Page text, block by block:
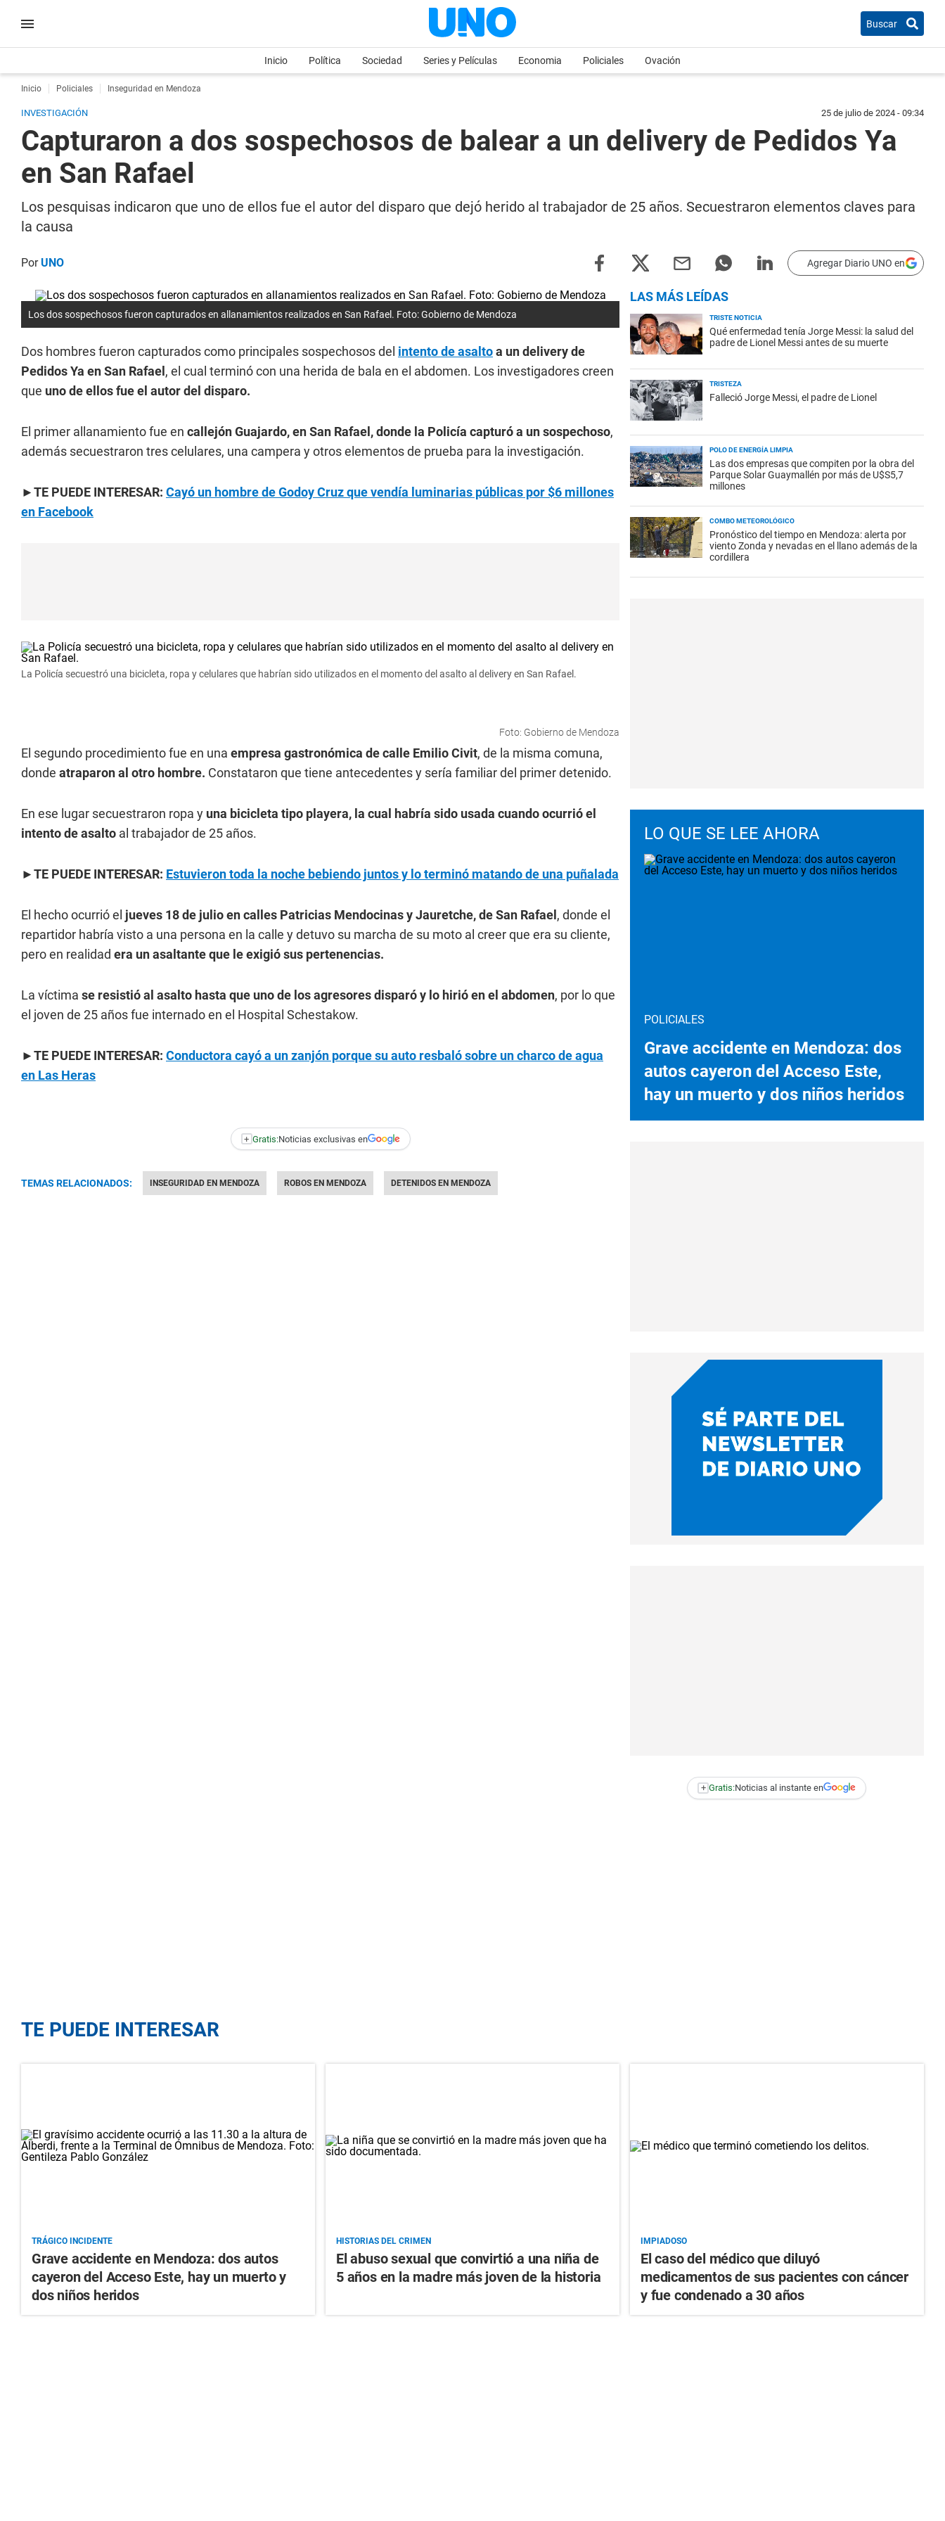
Buscar
Inicio Política Sociedad Series y Películas Economia Policiales Ovación
Inicio Policiales Inseguridad en Mendoza
INVESTIGACIÓN 25 de julio de 2024 - 09:34
Capturaron a dos sospechosos de balear a un delivery de Pedidos Ya
en San Rafael
Los pesquisas indicaron que uno de ellos fue el autor del disparo que dejó herido al trabajador de 25 años. Secuestraron elementos claves para
la causa
PorUNO Agregar Diario UNO en
Los dos sospechosos fueron capturados en allanamientos realizados en San Rafael. Foto: Gobierno de Mendoza
Dos hombres fueron capturados como principales sospechosos del intento de asaltoa un delivery de
Pedidos Ya en San Rafael , el cual terminó con una herida de bala en el abdomen. Los investigadores creen
que uno de ellos fue el autor del disparo.
El primer allanamiento fue en callejón Guajardo, en San Rafael, donde la Policía capturó a un sospechoso,
además secuestraron tres celulares, una campera y otros elementos de prueba para la investigación.
►TE PUEDE INTERESAR: Cayó un hombre de Godoy Cruz que vendía luminarias públicas por $6 millones
en Facebook
La Policía secuestró una bicicleta, ropa y celulares que habrían sido utilizados en el momento del asalto al delivery en San Rafael.
Foto: Gobierno de Mendoza
El segundo procedimiento fue en una empresa gastronómica de calle Emilio Civit, de la misma comuna,
donde atraparon al otro hombre. Constataron que tiene antecedentes y sería familiar del primer detenido.
En ese lugar secuestraron ropa y una bicicleta tipo playera, la cual habría sido usada cuando ocurrió el
intento de asalto al trabajador de 25 años.
►TE PUEDE INTERESAR: Estuvieron toda la noche bebiendo juntos y lo terminó matando de una puñalada
El hecho ocurrió el jueves 18 de julio en calles Patricias Mendocinas y Jauretche, de San Rafael , donde el
repartidor habría visto a una persona en la calle y detuvo su marcha de su moto al creer que era su cliente,
pero en realidad era un asaltante que le exigió sus pertenencias.
La víctima se resistió al asalto hasta que uno de los agresores disparó y lo hirió en el abdomen, por lo que
el joven de 25 años fue internado en el Hospital Schestakow.
►TE PUEDE INTERESAR: Conductora cayó a un zanjón porque su auto resbaló sobre un charco de agua
en Las Heras
+ Gratis:Noticias exclusivas en
TEMAS RELACIONADOS: INSEGURIDAD EN MENDOZA ROBOS EN MENDOZA DETENIDOS EN MENDOZA
LAS MÁS LEÍDAS
TRISTE NOTICIA
Qué enfermedad tenía Jorge Messi: la salud del
padre de Lionel Messi antes de su muerte
TRISTEZA
Falleció Jorge Messi, el padre de Lionel
POLO DE ENERGÍA LIMPIA
Las dos empresas que compiten por la obra del
Parque Solar Guaymallén por más de U$S5,7
millones
COMBO METEOROLÓGICO
Pronóstico del tiempo en Mendoza: alerta por
viento Zonda y nevadas en el llano además de la
cordillera
LO QUE SE LEE AHORA
POLICIALES
Grave accidente en Mendoza: dos
autos cayeron del Acceso Este,
hay un muerto y dos niños heridos
+ Gratis:Noticias al instante en
TE PUEDE INTERESAR
TRÁGICO INCIDENTE
Grave accidente en Mendoza: dos autos
cayeron del Acceso Este, hay un muerto y
dos niños heridos
HISTORIAS DEL CRIMEN
El abuso sexual que convirtió a una niña de
5 años en la madre más joven de la historia
IMPIADOSO
El caso del médico que diluyó
medicamentos de sus pacientes con cáncer
y fue condenado a 30 años